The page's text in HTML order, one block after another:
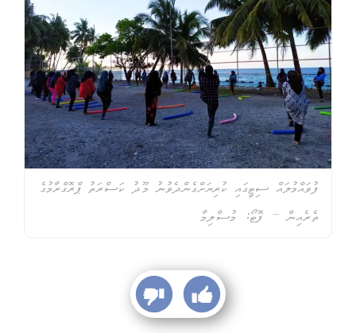
ފުވައްމުލައް ސިޓީގައި ކުރިޔަށްގެންދެވުނު މޫދު ކަސްރަތު ޕްރޮގްރާމުގެ
ތެރެއިން – ފޮޓޯ: މުސްލިމާ